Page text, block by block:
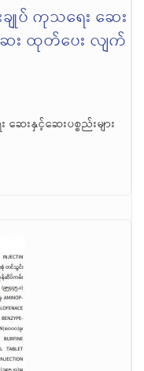
ချုပ် ကုသရေး ဆေး
ေး ထုတ်ပေး လျက်
ေးနှင့်ဆေးပစ္စည်းများ